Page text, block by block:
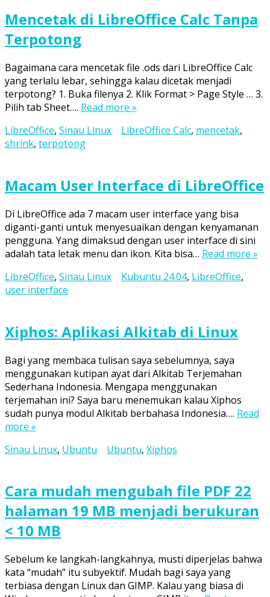
Mencetak di LibreOffice Calc Tanpa
Terpotong
Bagaimana cara mencetak file .ods dari LibreOffice Calc
yang terlalu lebar, sehingga kalau dicetak menjadi
terpotong? 1. Buka filenya 2. Klik Format > Page Style … 3.
Pilih tab Sheet…. Read more »
LibreOffice, Sinau Linux LibreOffice Calc, mencetak,
shrink, terpotong
Macam User Interface di LibreOffice
Di LibreOffice ada 7 macam user interface yang bisa
diganti-ganti untuk menyesuaikan dengan kenyamanan
pengguna. Yang dimaksud dengan user interface di sini
adalah tata letak menu dan ikon. Kita bisa… Read more »
LibreOffice, Sinau Linux Kubuntu 24.04, LibreOffice,
user interface
Xiphos: Aplikasi Alkitab di Linux
Bagi yang membaca tulisan saya sebelumnya, saya
menggunakan kutipan ayat dari Alkitab Terjemahan
Sederhana Indonesia. Mengapa menggunakan
terjemahan ini? Saya baru menemukan kalau Xiphos
sudah punya modul Alkitab berbahasa Indonesia…. Read
more »
Sinau Linux, Ubuntu Ubuntu, Xiphos
Cara mudah mengubah file PDF 22
halaman 19 MB menjadi berukuran
< 10 MB
Sebelum ke langkah-langkahnya, musti diperjelas bahwa
kata “mudah” itu subyektif. Mudah bagi saya yang
terbiasa dengan Linux dan GIMP. Kalau yang biasa di